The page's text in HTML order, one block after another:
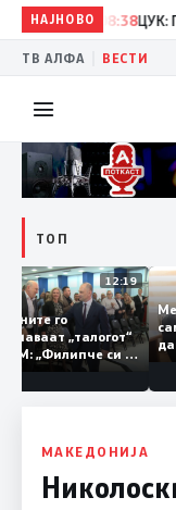
НАЈНОВО
08:38ЦУК:
ТВ АЛФА ВЕСТИ
ТОП
12:19
И граѓаните го
препознаваат „талогот“
во СДСМ: „Филипче си е
добар неврохирург, не
треба се занимава со
МАКЕДОНИЈА